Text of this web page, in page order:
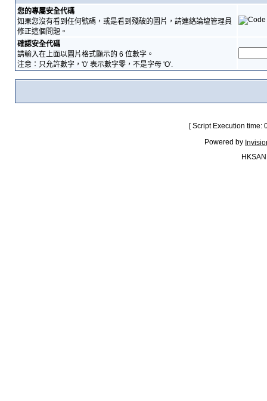
您的專屬安全代碼
如果您沒有看到任何號碼，或是看到殘破的圖片，請連絡論壇管理員
修正這個問題。
確認安全代碼
請輸入在上面以圖片格式顯示的 6 位數字。
注意：只允許數字，'0' 表示數字零，不是字母 'O'.
[ Script Execution
Powered by